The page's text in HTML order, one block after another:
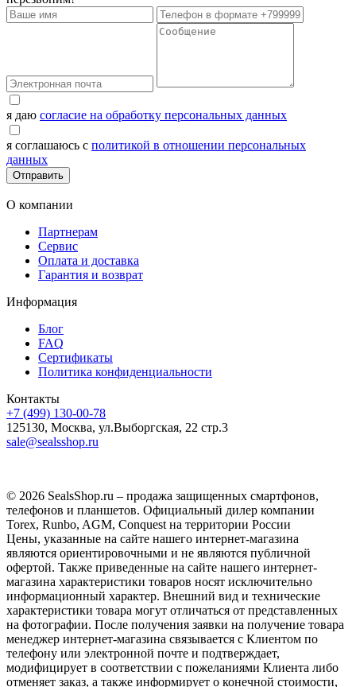
я даю согласие на обработку персональных данных
я соглашаюсь с политикой в отношении персональных
данных
Отправить
О компании
Партнерам
Сервис
Оплата и доставка
Гарантия и возврат
Информация
Блог
FAQ
Сертификаты
Политика конфиденциальности
Контакты
+7 (499) 130-00-78
125130, Москва, ул.Выборгская, 22 стр.3
sale@sealsshop.ru
© 2026 SealsShop.ru – продажа защищенных смартфонов,
телефонов и планшетов. Официальный дилер компании
Torex, Runbo, AGM, Conquest на территории России
Цены, указанные на сайте нашего интернет-магазина
являются ориентировочными и не являются публичной
офертой. Также приведенные на сайте нашего интернет-
магазина характеристики товаров носят исключительно
информационный характер. Внешний вид и технические
характеристики товара могут отличаться от представленных
на фотографии. После получения заявки на получение товара
менеджер интернет-магазина связывается с Клиентом по
телефону или электронной почте и подтверждает,
модифицирует в соответствии с пожеланиями Клиента либо
отменяет заказ, а также информирует о конечной стоимости,